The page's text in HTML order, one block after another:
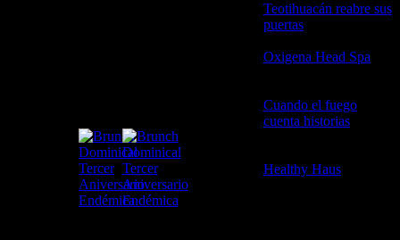
Teotihuacán reabre sus
puertas
Oxigena Head Spa
Cuando el fuego
cuenta historias
Healthy Haus